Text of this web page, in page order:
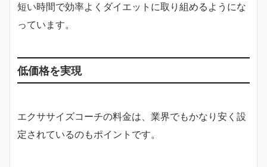
短い時間で効率よくダイエットに取り組めるようにな
っています。
低価格を実現
エクササイズコーチの料金は、業界でもかなり安く設
定されているのもポイントです。